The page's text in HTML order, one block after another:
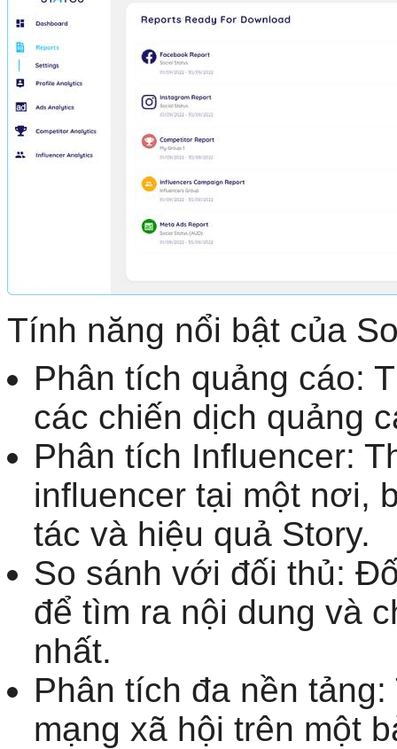
Tính năng nổi bật của
Phân tích quảng cáo:
các chiến dịch quảng
Phân tích Influencer:
influencer tại một nơi,
tác và hiệu quả Story.
So sánh với đối thủ:
để tìm ra nội dung và
nhất.
Phân tích đa nền
mạng xã hội trên một